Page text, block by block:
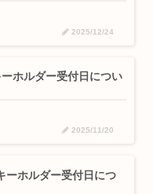
2025/12/24
ホルダー受付日につい
2025/11/20
ーホルダー受付日につ